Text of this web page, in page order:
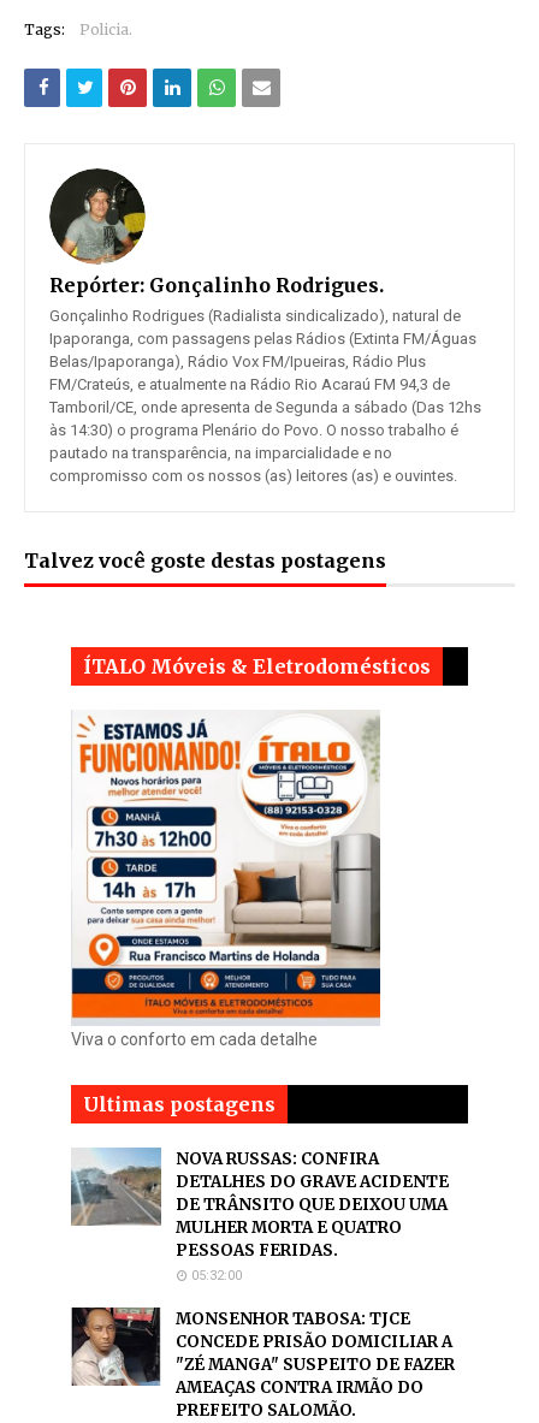
Tags: Policia.
Repórter: Gonçalinho Rodrigues.
Gonçalinho Rodrigues (Radialista sindicalizado), natural de
Ipaporanga, com passagens pelas Rádios (Extinta FM/Águas
Belas/Ipaporanga), Rádio Vox FM/Ipueiras, Rádio Plus
FM/Crateús, e atualmente na Rádio Rio Acaraú FM 94,3 de
Tamboril/CE, onde apresenta de Segunda a sábado (Das 12hs
às 14:30) o programa Plenário do Povo. O nosso trabalho é
pautado na transparência, na imparcialidade e no
compromisso com os nossos (as) leitores (as) e ouvintes.
Talvez você goste destas postagens
ÍTALO Móveis & Eletrodomésticos
Viva o conforto em cada detalhe
Ultimas postagens
NOVA RUSSAS: CONFIRA
DETALHES DO GRAVE ACIDENTE
DE TRÂNSITO QUE DEIXOU UMA
MULHER MORTA E QUATRO
PESSOAS FERIDAS.
05:32:00
MONSENHOR TABOSA: TJCE
CONCEDE PRISÃO DOMICILIAR A
"ZÉ MANGA" SUSPEITO DE FAZER
AMEAÇAS CONTRA IRMÃO DO
PREFEITO SALOMÃO.